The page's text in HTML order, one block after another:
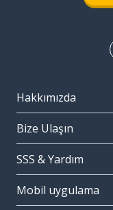
Hakkımızda
Bize Ulaşın
SSS & Yardım
Mobil uygulama